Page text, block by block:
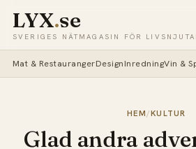
LYX.se
SVERIGES NÄTMAGASIN FÖR
Mat & RestaurangerDesignInredningVin &
HEM/KULTUR
Glad andra